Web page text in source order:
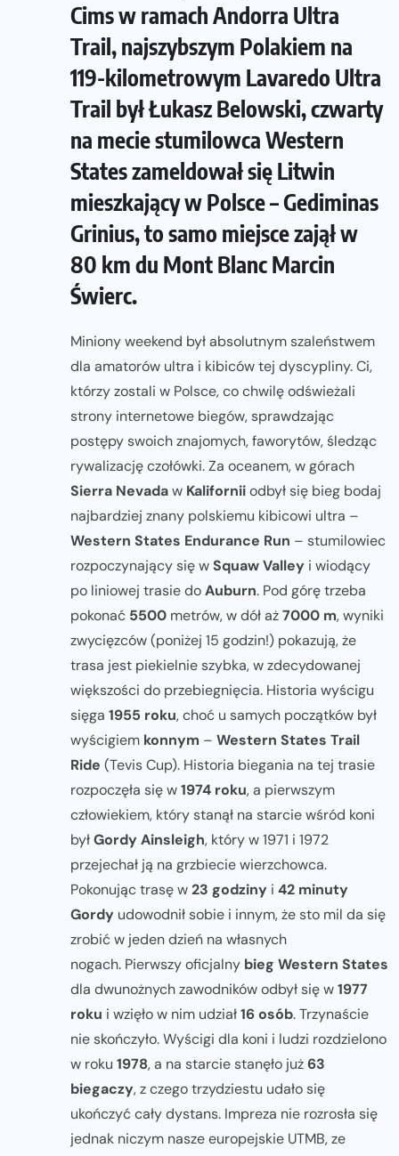
Cims w ramach Andorra Ultra
Trail, najszybszym Polakiem na
119-kilometrowym Lavaredo Ultra
Trail był Łukasz Belowski, czwarty
na mecie stumilowca Western
States zameldował się Litwin
mieszkający w Polsce – Gediminas
Grinius, to samo miejsce zajął w
80 km du Mont Blanc Marcin
Świerc.
Miniony weekend był absolutnym szaleństwem
dla amatorów ultra i kibiców tej dyscypliny. Ci,
którzy zostali w Polsce, co chwilę odświeżali
strony internetowe biegów, sprawdzając
postępy swoich znajomych, faworytów, śledząc
rywalizację czołówki. Za oceanem, w górach
Sierra Nevadaw Kaliforniiodbył się bieg bodaj
najbardziej znany polskiemu kibicowi ultra –
Western States Endurance Run – stumilowiec
rozpoczynający się wSquaw Valley i wiodący
po liniowej trasie doAuburn. Pod górę trzeba
pokonać 5500 metrów, w dół aż7000 m, wyniki
zwycięzców (poniżej 15 godzin!) pokazują, że
trasa jest piekielnie szybka, w zdecydowanej
większości do przebiegnięcia. Historia wyścigu
sięga 1955 roku, choć u samych początków był
wyścigiem konnym – Western States Trail
Ride (Tevis Cup). Historia biegania na tej trasie
rozpoczęła się w1974 roku, a pierwszym
człowiekiem, który stanął na starcie wśród koni
byłGordy Ainsleigh, który w 1971 i 1972
przejechał ją na grzbiecie wierzchowca.
Pokonując trasę w23 godziny i 42 minuty
Gordy udowodnił sobie i innym, że sto mil da się
zrobić w jeden dzień na własnych
nogach. Pierwszy oficjalny bieg Western States
dla dwunożnych zawodników odbył się w1977
roku i wzięło w nim udział16 osób. Trzynaście
nie skończyło. Wyścigi dla koni i ludzi rozdzielono
w roku 1978, a na starcie stanęło już63
biegaczy, z czego trzydziestu udało się
ukończyć cały dystans. Impreza nie rozrosła się
jednak niczym nasze europejskie UTMB, ze